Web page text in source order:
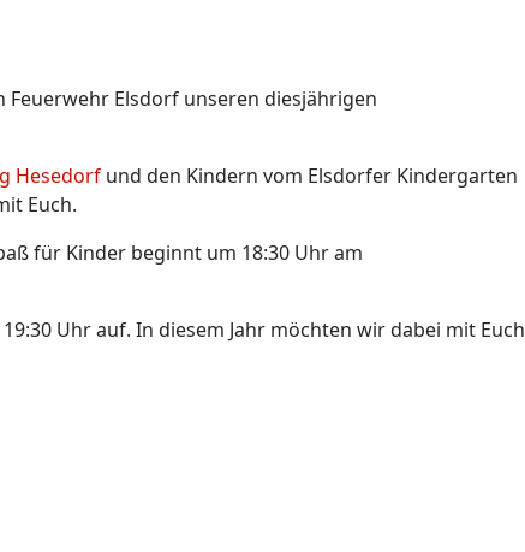
Feuerwehr Elsdorf unseren diesjährigen
Hesedorf und den Kindern vom Elsdorfer Kindergarten
Euch.
für Kinder beginnt um 18:30 Uhr am
Uhr auf. In diesem Jahr möchten wir dabei mit Euch